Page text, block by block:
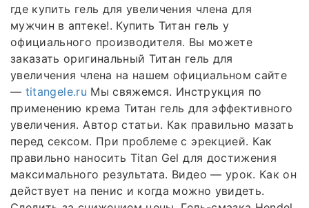
где купить гель для увеличения члена для
мужчин в аптеке!. Купить Титан гель у
официального производителя. Вы можете
заказать оригинальный Титан гель для
увеличения члена на нашем официальном сайте
— titangele.ru Мы свяжемся. Инструкция по
применению крема Титан гель для эффективного
увеличения. Автор статьи. Как правильно мазать
перед сексом. При проблеме с эрекцией. Как
правильно наносить Titan Gel для достижения
максимального результата. Видео — урок. Как он
действует на пенис и когда можно увидеть.